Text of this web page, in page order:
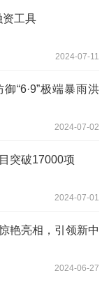
资工具
2024-07-11
“6·9”极端暴雨洪
2024-07-02
突破17000项
2024-07-01
艳亮相，引领新中
2024-06-27